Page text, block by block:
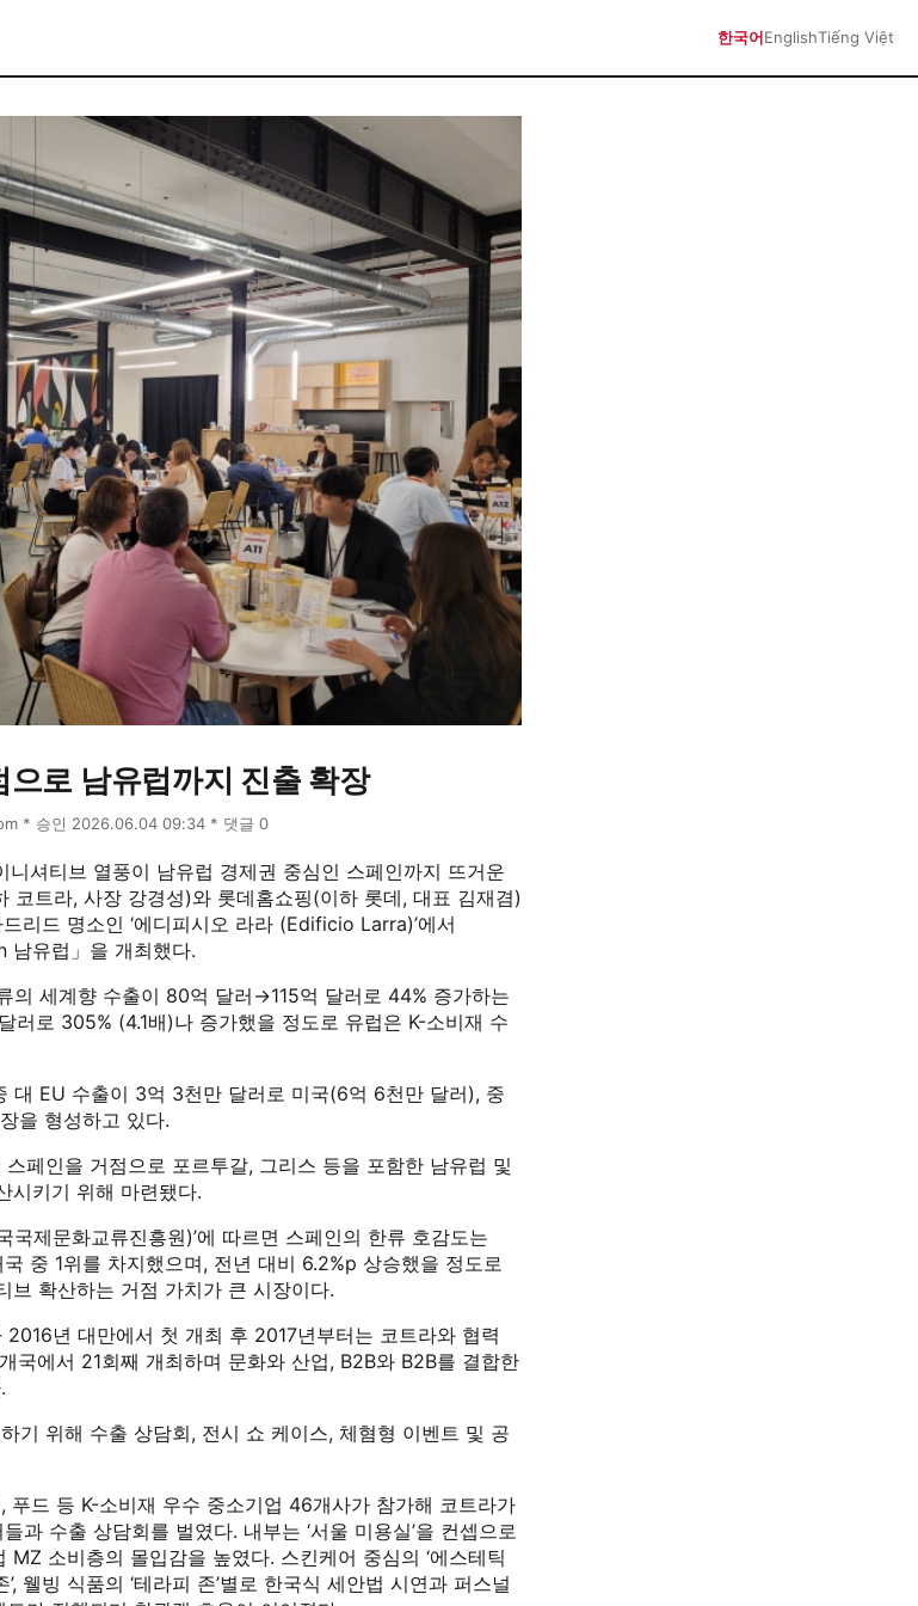
한국어EnglishTiếng Việt
로 남유럽까지 진출 확장
* 승인 2026.06.04 09:34 * 댓글 0
니셔티브 열풍이 남유럽 경제권 중심인 스페인까지 뜨거운
코트라, 사장 강경성)와 롯데홈쇼핑(이하 롯데, 대표 김재겸)
리드 명소인 ‘에디피시오 라라 (Edificio Larra)’에서
남유럽」을 개최했다.
세계향 수출이 80억 달러→115억 달러로 44% 증가하는
러로 305% (4.1배)나 증가했을 정도로 유럽은 K-소비재 수
대 EU 수출이 3억 3천만 달러로 미국(6억 6천만 달러), 중
을 형성하고 있다.
페인을 거점으로 포르투갈, 그리스 등을 포함한 남유럽 및
시키기 위해 마련됐다.
국제문화교류진흥원)’에 따르면 스페인의 한류 호감도는
중 1위를 차지했으며, 전년 대비 6.2%p 상승했을 정도로
브 확산하는 거점 가치가 큰 시장이다.
2016년 대만에서 첫 개최 후 2017년부터는 코트라와 협력
국에서 21회째 개최하며 문화와 산업, B2B와 B2B를 결합한
기 위해 수출 상담회, 전시 쇼 케이스, 체혐형 이벤트 및 공
푸드 등 K-소비재 우수 중소기업 46개사가 참가해 코트라가
과 수출 상담회를 벌였다. 내부는 ‘서울 미용실’을 컨셉으로
소비층의 몰입감을 높였다. 스킨케어 중심의 ‘에스테틱
’, 웰빙 식품의 ‘테라피 존’별로 한국식 세안법 시연과 퍼스널